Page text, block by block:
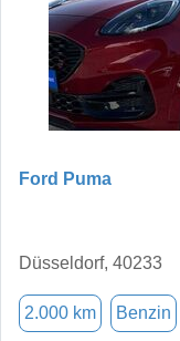
Ford Puma
Düsseldorf, 40233
2.000 km Benzin